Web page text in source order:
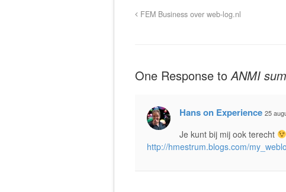
FEM Business over web-log.nl
One Response toANMI
Hans on Experience 25
Je kunt bij mij ook terecht
http://hmestrum.blogs.com/